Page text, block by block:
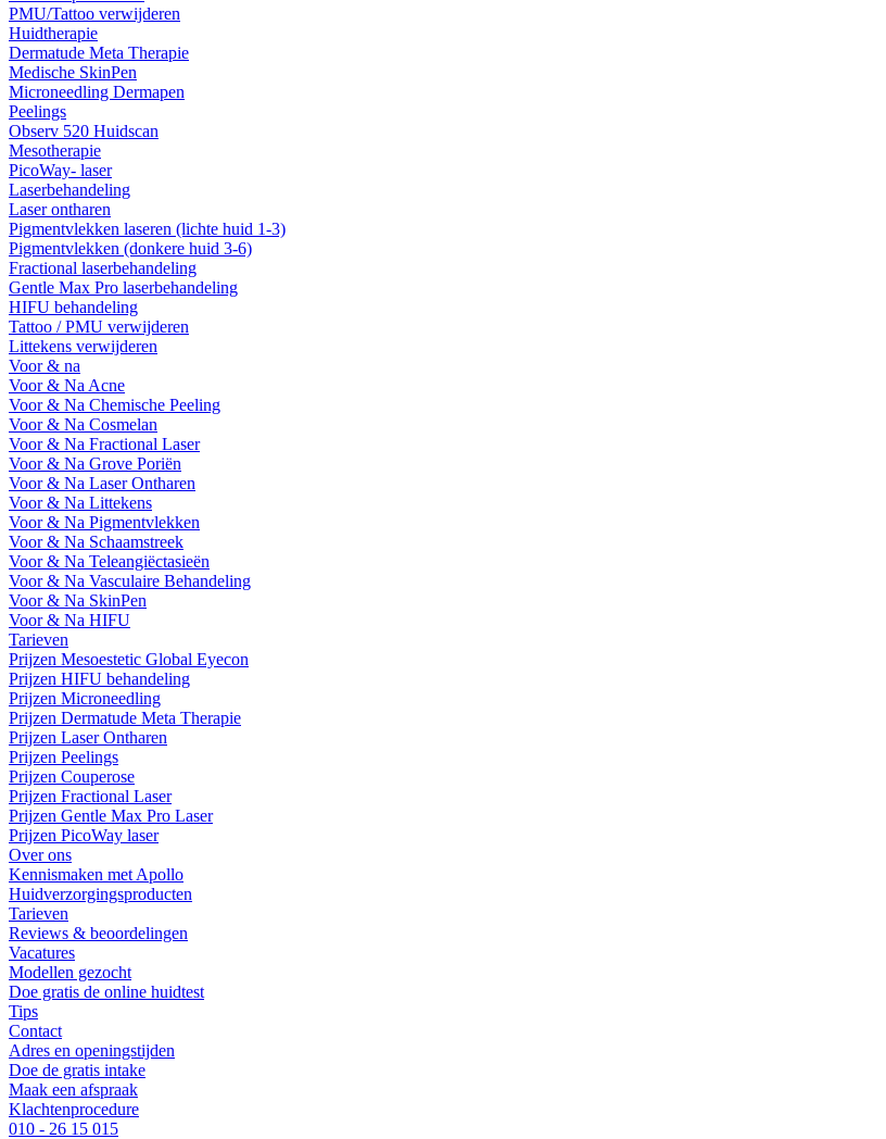
PMU/Tattoo verwijderen
Huidtherapie
Dermatude Meta Therapie
Medische SkinPen
Microneedling Dermapen
Peelings
Observ 520 Huidscan
Mesotherapie
PicoWay- laser
Laserbehandeling
Laser ontharen
Pigmentvlekken laseren (lichte huid 1-3)
Pigmentvlekken (donkere huid 3-6)
Fractional laserbehandeling
Gentle Max Pro laserbehandeling
HIFU behandeling
Tattoo / PMU verwijderen
Littekens verwijderen
Voor & na
Voor & Na Acne
Voor & Na Chemische Peeling
Voor & Na Cosmelan
Voor & Na Fractional Laser
Voor & Na Grove Poriën
Voor & Na Laser Ontharen
Voor & Na Littekens
Voor & Na Pigmentvlekken
Voor & Na Schaamstreek
Voor & Na Teleangiëctasieën
Voor & Na Vasculaire Behandeling
Voor & Na SkinPen
Voor & Na HIFU
Tarieven
Prijzen Mesoestetic Global Eyecon
Prijzen HIFU behandeling
Prijzen Microneedling
Prijzen Dermatude Meta Therapie
Prijzen Laser Ontharen
Prijzen Peelings
Prijzen Couperose
Prijzen Fractional Laser
Prijzen Gentle Max Pro Laser
Prijzen PicoWay laser
Over ons
Kennismaken met Apollo
Huidverzorgingsproducten
Tarieven
Reviews & beoordelingen
Vacatures
Modellen gezocht
Doe gratis de online huidtest
Tips
Contact
Adres en openingstijden
Doe de gratis intake
Maak een afspraak
Klachtenprocedure
010 - 26 15 015